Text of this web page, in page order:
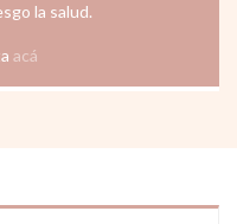
la salud.
acá